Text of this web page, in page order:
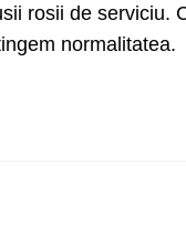
rosii de serviciu.
normalitatea.